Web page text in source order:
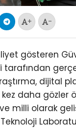
+ -
gösteren
tarafından
dijital
daha gözler
milli olarak